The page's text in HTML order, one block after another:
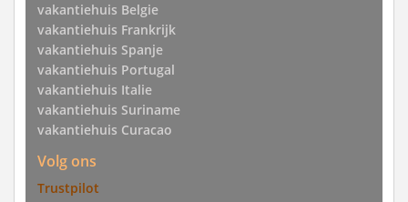
vakantiehuis Belgie
vakantiehuis Frankrijk
vakantiehuis Spanje
vakantiehuis Portugal
vakantiehuis Italie
vakantiehuis Suriname
vakantiehuis Curacao
Volg ons
Trustpilot